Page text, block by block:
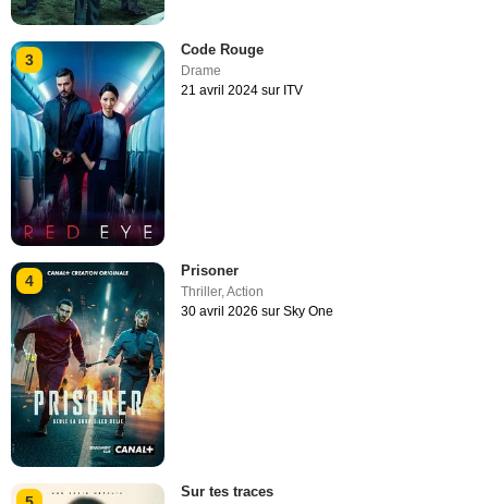
3
Code Rouge
Drame
21 avril 2024 sur ITV
4
Prisoner
Thriller,Action
30 avril 2026 sur Sky One
Sur tes traces